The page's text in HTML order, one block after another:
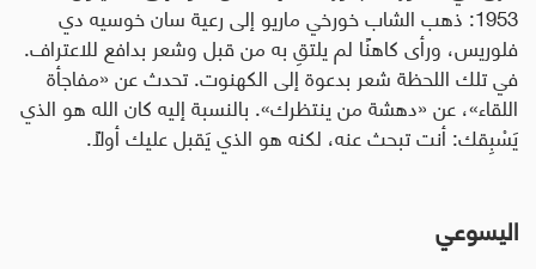
1953: ذهب الشاب خورخي ماريو إلى رعية سان خوسيه دي
فلوريس، ورأى كاهنًا لم يلتقِ به من قبل وشعر بدافع للاعتراف.
في تلك اللحظة شعر بدعوة إلى الكهنوت. تحدث عن «مفاجأة
اللقاء»، عن «دهشة من ينتظرك». بالنسبة إليه كان الله هو الذي
يَسْبِقك: أنت تبحث عنه، لكنه هو الذي يَقبل عليك أولًا.
اليسوعي